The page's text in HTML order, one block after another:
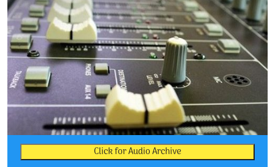
Click for Audio Archive